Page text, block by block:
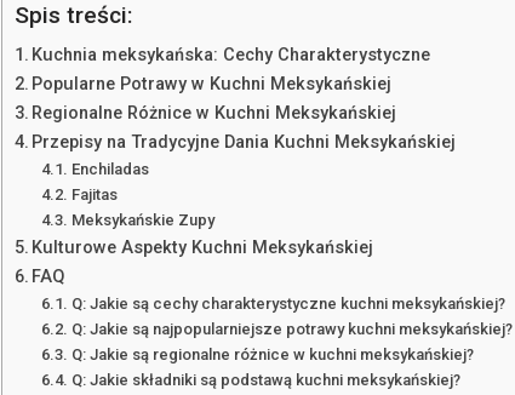
Spis treści:
Kuchnia meksykańska: Cechy Charakterystyczne
Popularne Potrawy w Kuchni Meksykańskiej
Regionalne Różnice w Kuchni Meksykańskiej
Przepisy na Tradycyjne Dania Kuchni Meksykańskiej
Enchiladas
Fajitas
Meksykańskie Zupy
Kulturowe Aspekty Kuchni Meksykańskiej
FAQ
Q: Jakie są cechy charakterystyczne kuchni meksykańskiej?
Q: Jakie są najpopularniejsze potrawy kuchni meksykańskiej?
Q: Jakie są regionalne różnice w kuchni meksykańskiej?
Q: Jakie składniki są podstawą kuchni meksykańskiej?